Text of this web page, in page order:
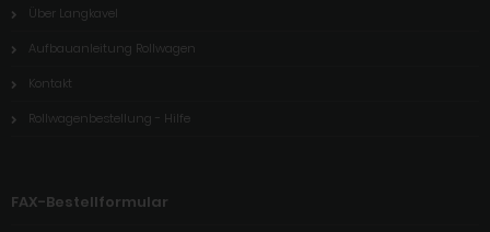
Über Langkavel
Aufbauanleitung Rollwagen
Kontakt
Rollwagenbestellung - Hilfe
FAX-Bestellformular